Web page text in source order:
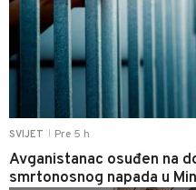
SVIJET Pre 5 h
Avganistanac osuđen na
smrtonosnog napada u